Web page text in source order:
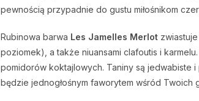
pewnością przypadnie do gustu miłośnikom
Rubinowa barwa Les Jamelles Merlotzwiastuje
poziomek), a także niuansami clafoutis i
pomidorów koktajlowych. Taniny są jedwabiste
będzie jednogłośnym faworytem wśród Twoich